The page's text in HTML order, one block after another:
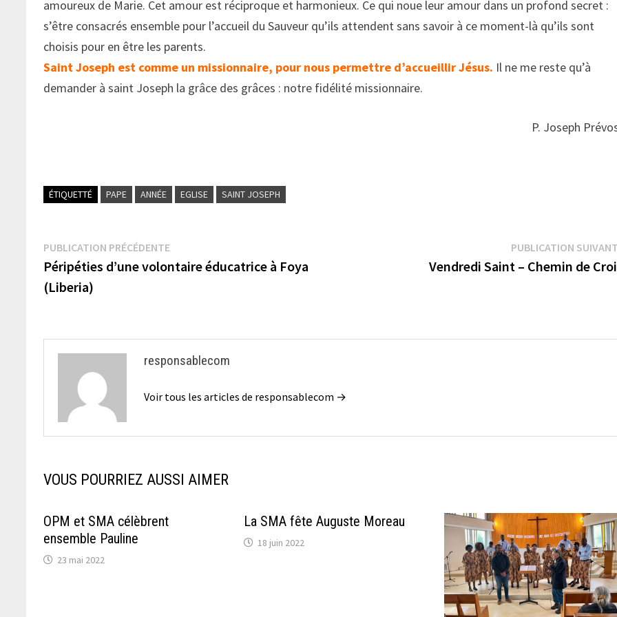
amoureux de Marie. Cet amour est réciproque et harmonieux. Ce qui noue leur amour dans un profond secret :
s’être consacrés ensemble pour l’accueil du Sauveur qu’ils attendent sans savoir à ce moment-là qu’ils sont
choisis pour en être les parents.
Saint Joseph est comme un missionnaire, pour nous permettre d’accueillir Jésus. Il ne me reste qu’à
demander à saint Joseph la grâce des grâces : notre fidélité missionnaire.
P. Joseph
ÉTIQUETTÉ PAPE ANNÉE EGLISE SAINT JOSEPH
Navigation
de
l’article
PUBLICATION PRÉCÉDENTEPublication
précédente :
Péripéties d’une volontaire éducatrice à Foya
(Liberia)
PUBLICATION
Vendredi Saint – Chemin de
responsablecom
Voir tous les articles de responsablecom →
VOUS POURRIEZ AUSSI AIMER
OPM et SMA célèbrent
ensemble Pauline
23 mai 2022
La SMA fête Auguste Moreau
18 juin 2022